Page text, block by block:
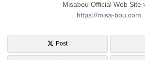
Misabou Official Web Site
https://misa-bou.com
Post